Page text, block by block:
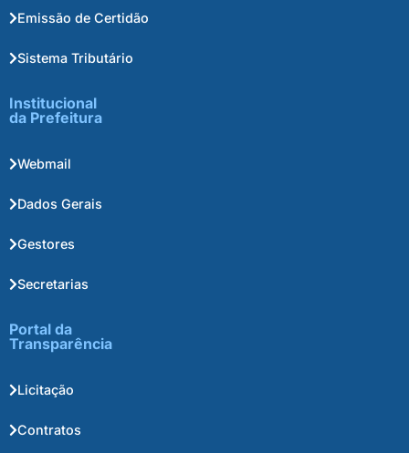
Emissão de Certidão
Sistema Tributário
Institucional
da Prefeitura
Webmail
Dados Gerais
Gestores
Secretarias
Portal da
Transparência
Licitação
Contratos